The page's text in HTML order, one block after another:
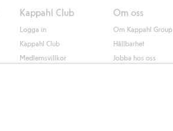
Kappahl Club
Logga in
Kappahl Club
Medlemsvillkor
Om oss
Om Kappahl Group
Hållbarhet
Jobba hos oss